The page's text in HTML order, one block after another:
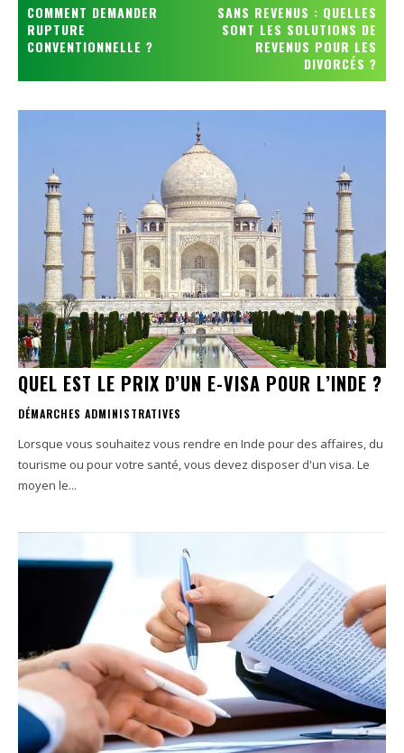
COMMENT DEMANDER
RUPTURE
CONVENTIONNELLE ?
SANS REVENUS : QUELLES
SONT LES SOLUTIONS DE
REVENUS POUR LES
DIVORCÉS ?
QUEL EST LE PRIX D’UN E-VISA POUR L’INDE ?
DÉMARCHES ADMINISTRATIVES
Lorsque vous souhaitez vous rendre en Inde pour des affaires, du
tourisme ou pour votre santé, vous devez disposer d'un visa. Le
moyen le...